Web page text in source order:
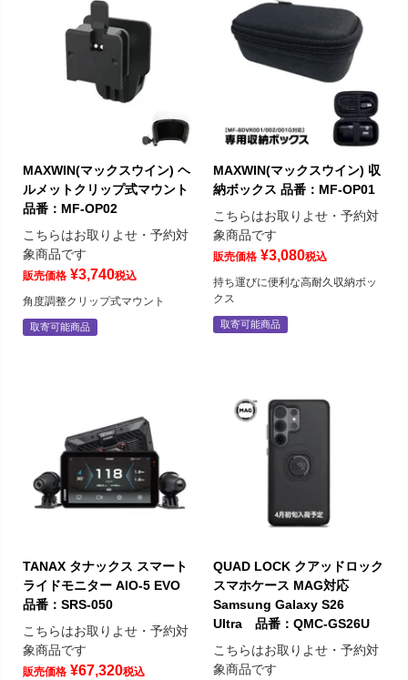
MAXWIN(マックスウイン) ヘ
ルメットクリップ式マウント
品番：MF-OP02
こちらはお取りよせ・予約対
象商品です
販売価格 ¥3,740税込
角度調整クリップ式マウント
取寄可能商品
MAXWIN(マックスウイン) 収
納ボックス 品番：MF-OP01
こちらはお取りよせ・予約対
象商品です
販売価格 ¥3,080税込
持ち運びに便利な高耐久収納ボッ
クス
取寄可能商品
TANAX タナックス スマート
ライドモニター AIO-5 EVO
品番：SRS-050
こちらはお取りよせ・予約対
象商品です
販売価格 ¥67,320税込
QUAD LOCK クアッドロック
スマホケース MAG対応
Samsung Galaxy S26
Ultra 品番：QMC-GS26U
こちらはお取りよせ・予約対
象商品です